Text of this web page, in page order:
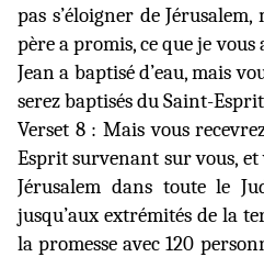
pas s’éloigner de
père a promis, ce que je
Jean a baptisé d’eau, mais
serez baptisés du Saint-
Verset 8 : Mais vous
Esprit survenant sur vous, et
Jérusalem dans toute le
jusqu’aux extrémités de la
la promesse avec 120